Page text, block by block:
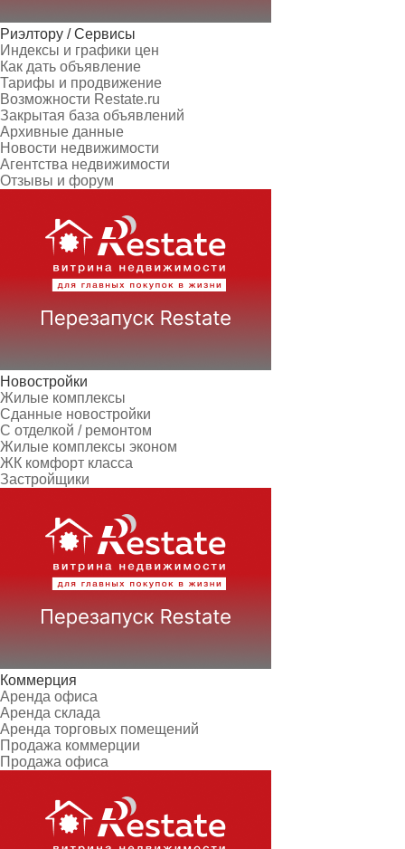
Риэлтору / Сервисы
Индексы и графики цен
Как дать объявление
Тарифы и продвижение
Возможности Restate.ru
Закрытая база объявлений
Архивные данные
Новости недвижимости
Агентства недвижимости
Отзывы и форум
Новостройки
Жилые комплексы
Сданные новостройки
С отделкой / ремонтом
Жилые комплексы эконом
ЖК комфорт класса
Застройщики
Коммерция
Аренда офиса
Аренда склада
Аренда торговых помещений
Продажа коммерции
Продажа офиса